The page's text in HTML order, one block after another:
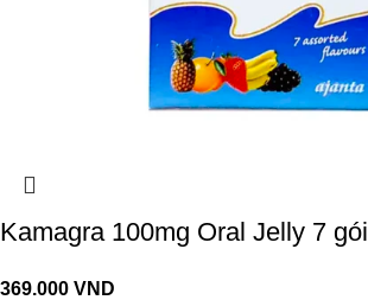
Kamagra 100mg Oral Jelly 7 gói
369.000VND